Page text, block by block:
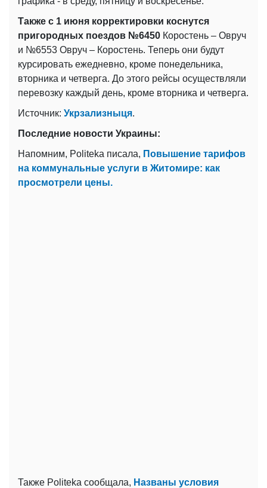
Также с 1 июня корректировки коснутся
пригородных поездов №6450 Коростень – Овруч
и №6553 Овруч – Коростень. Теперь они будут
курсировать ежедневно, кроме понедельника,
вторника и четверга. До этого рейсы осуществляли
перевозку каждый день, кроме вторника и четверга.
Источник: Укрзализныця.
Последние новости Украины:
Напомним, Politeka писала, Повышение тарифов
на коммунальные услуги в Житомире: как
просмотрели цены.
Также Politeka сообщала, Названы условия